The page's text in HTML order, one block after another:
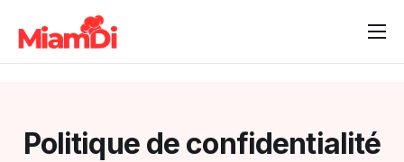
Accueil
Tarifs
Politique de confidentialité